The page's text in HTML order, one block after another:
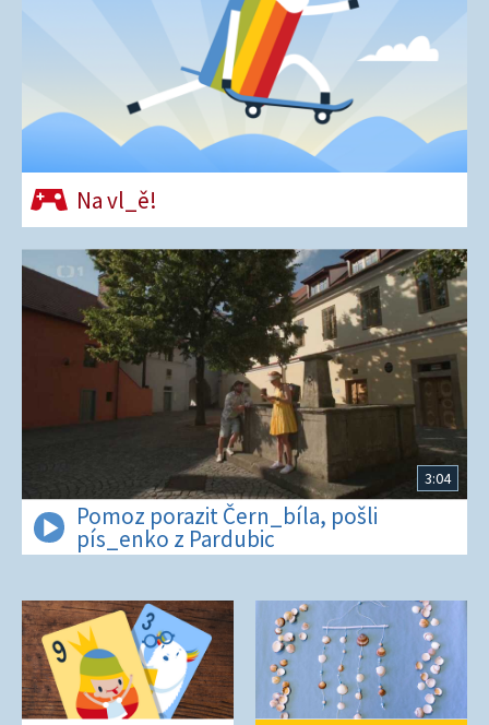
Na vl_ě!
3:04
Pomoz porazit Čern_bíla, pošli
pís_enko z Pardubic